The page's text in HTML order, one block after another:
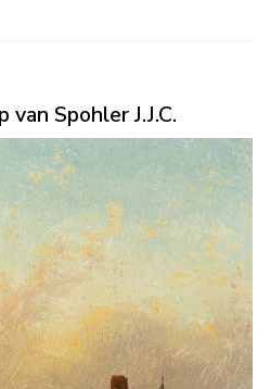
Spohler J.J.C.